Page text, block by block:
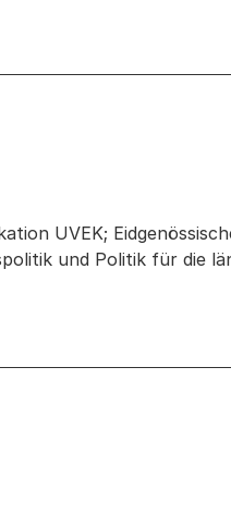
UVEK;
und Politik für die